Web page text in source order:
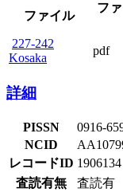
ファイル
フ
227-242
Kosaka
pdf
詳細
PISSN
0916-
NCID
レコードID 1906134
査読有無
査読有